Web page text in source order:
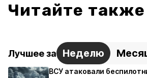
Читайте также
Лучшее за Неделю
ВСУ атаковали